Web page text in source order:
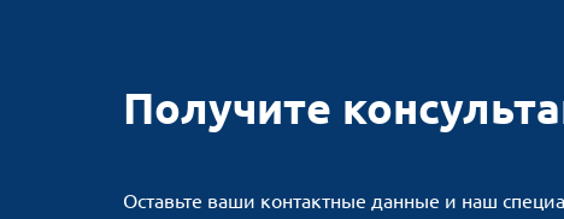
Получите
Оставьте ваши контактные данные и наш